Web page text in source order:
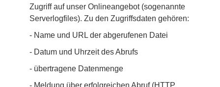
Zugriff auf unser Onlineangebot (sogenannte
Serverlogfiles). Zu den Zugriffsdaten gehören:
- Name und URL der abgerufenen Datei
- Datum und Uhrzeit des Abrufs
- übertragene Datenmenge
- Meldung über erfolgreichen Abruf (HTTP